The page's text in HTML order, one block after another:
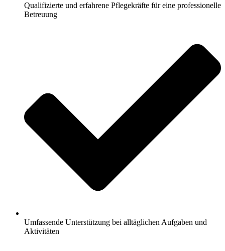
Qualifizierte und erfahrene Pflegekräfte für eine professionelle
Betreuung
Umfassende Unterstützung bei alltäglichen Aufgaben und
Aktivitäten